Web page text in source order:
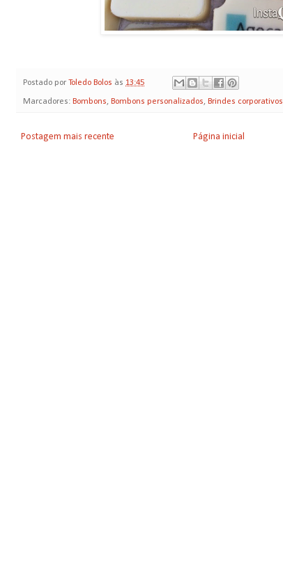
Postado por Toledo Bolos às 13:45
Marcadores: Bombons, Bombons personalizados, Brindes corporativos
Postagem mais recente Página inicial